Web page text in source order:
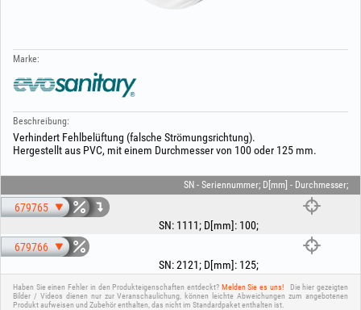
Marke:
Beschreibung:
Verhindert Fehlbelüftung (falsche Strömungsrichtung).
Hergestellt aus PVC, mit einem Durchmesser von 100 oder 125 mm.
SN - Seriennummer; D[mm] - Durchmesser;
679765
SN: 1111; D[mm]: 100;
679766
SN:2121; D[mm]: 125;
Haben Sie einen Fehler in den Produkteigenschaften entdeckt? Melden Sie es uns!
Die hier gezeigten
Bilder / Videos dienen nur zur Veranschaulichung, können leichte Abweichungen zum angebotenen
Produkt aufweisen und Zubehör enthalten, das nicht im Standardpaket enthalten ist.